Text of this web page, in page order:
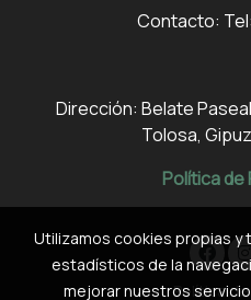
Contacto:
Dirección: Belate
Tolosa,
Política de
Política
Utilizamos cookies propias
estadísticos de la
mejorar nuestros